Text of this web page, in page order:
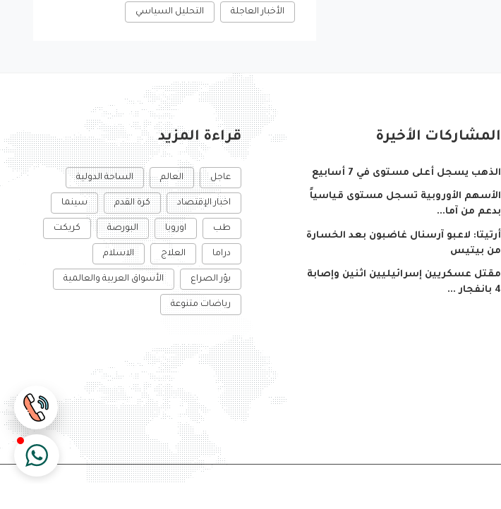
الأخبار العاجلة التحليل السياسي
المشاركات الأخيرة
الذهب يسجل أعلى مستوى في 7 أسابيع
الأسهم الأوروبية تسجل مستوى قياسياً
بدعم من آما...
أرتيتا: لاعبو آرسنال غاضبون بعد الخسارة
من بيتيس
مقتل عسكريين إسرائيليين اثنين وإصابة
4 بانفجار ...
قراءة المزيد
عاجل العالم الساحة الدولية
اخبار الإقتصاد كرة القدم سينما
طب اوروبا البورصة كريكت
دراما العلاج الاسلام
بؤر الصراع الأسواق العربية والعالمية
رياضات متنوعة